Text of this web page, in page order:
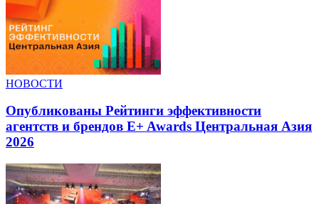
НОВОСТИ
Опубликованы Рейтинги эффективности
агентств и брендов E+ Awards Центральная Азия
2026